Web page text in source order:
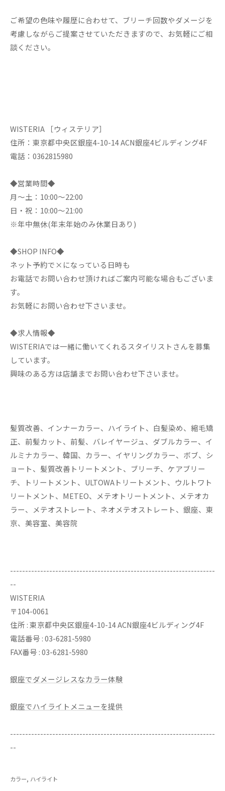
ご希望の色味や履歴に合わせて、ブリーチ回数やダメージを
考慮しながらご提案させていただきますので、お気軽にご相
談ください。
WISTERIA ［ウィステリア］
住所：東京都中央区銀座4-10-14 ACN銀座4ビルディング4F
電話：0362815980
◆営業時間◆
月～土：10:00～22:00
日・祝：10:00～21:00
※年中無休(年末年始のみ休業日あり)
◆SHOP INFO◆
ネット予約で×になっている日時も
お電話でお問い合わせ頂ければご案内可能な場合もございま
す。
お気軽にお問い合わせ下さいませ。
◆求人情報◆
WISTERIAでは一緒に働いてくれるスタイリストさんを募集
しています。
興味のある方は店舗までお問い合わせ下さいませ。
髪質改善、インナーカラー、ハイライト、白髪染め、縮毛矯
正、前髪カット、前髪、バレイヤージュ、ダブルカラー、イ
ルミナカラー、韓国、カラー、イヤリングカラー、ボブ、シ
ョート、髪質改善トリートメント、ブリーチ、ケアブリー
チ、トリートメント、ULTOWAトリートメント、ウルトワト
リートメント、METEO、メテオトリートメント、メテオカ
ラー、メテオストレート、ネオメテオストレート、銀座、東
京、美容室、美容院
--------------------------------------------------------------------
--
WISTERIA
〒104-0061
住所 : 東京都中央区銀座4-10-14 ACN銀座4ビルディング4F
電話番号 : 03-6281-5980
FAX番号 : 03-6281-5980
銀座でダメージレスなカラー体験
銀座でハイライトメニューを提供
--------------------------------------------------------------------
--
カラー ハイライト